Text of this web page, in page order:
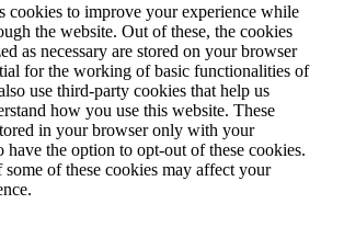
cookies to improve your experience while
the website. Out of these, the cookies
as necessary are stored on your browser
for the working of basic functionalities of
use third-party cookies that help us
how you use this website. These
in your browser only with your
have the option to opt-out of these cookies.
of these cookies may affect your